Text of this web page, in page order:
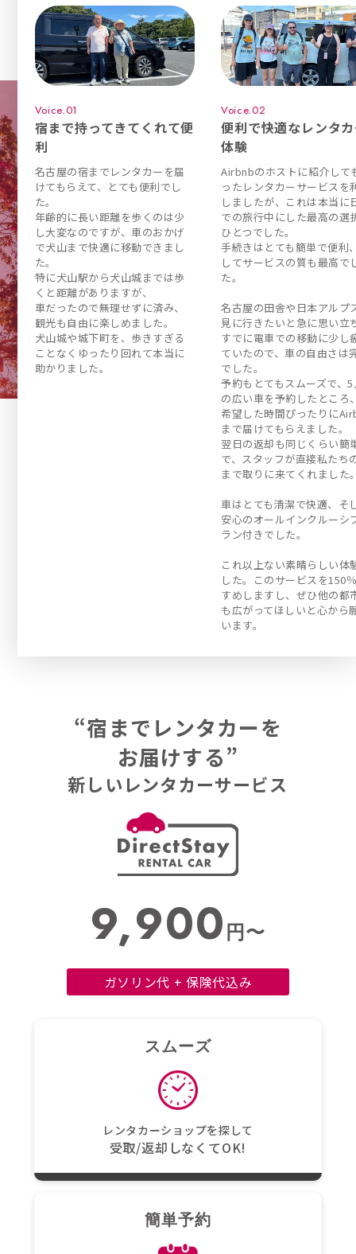
Voice.01
宿まで持ってきてくれて便
利
名古屋の宿までレンタカーを届
けてもらえて、とても便利でし
た。
年齢的に長い距離を歩くのは少
し大変なのですが、車のおかげ
で犬山まで快適に移動できまし
た。
特に犬山駅から犬山城までは歩
くと距離がありますが、
車だったので無理せずに済み、
観光も自由に楽しめました。
犬山城や城下町を、歩きすぎる
ことなくゆったり回れて本当に
助かりました。
Voice.02
便利で快適なレンタ
体験
Airbnbのホストに紹介して
ったレンタカーサービスを
しましたが、これは本当に
での旅行中にした最高の選
ひとつでした。
手続きはとても簡単で便利
してサービスの質も最高で
た。
名古屋の田舎や日本アルプ
見に行きたいと急に思い立
すでに電車での移動に少し
ていたので、車の自由さは
でした。
予約もとてもスムーズで、
の広い車を予約したところ
希望した時間ぴったりに
まで届けてもらえました。
翌日の返却も同じくらい簡
で、スタッフが直接私たち
まで取りに来てくれました
車はとても清潔で快適、そ
安心のオールインクルーシ
ラン付きでした。
これ以上ない素晴らしい体
した。このサービスを150
すめしますし、ぜひ他の都
も広がってほしいと心から
います。
“宿までレンタカーを
お届けする”
新しいレンタカーサービス
9,900円〜
ガソリン代 + 保険代込み
スムーズ
レンタカーショップを探して
受取/返却しなくてOK!
簡単予約